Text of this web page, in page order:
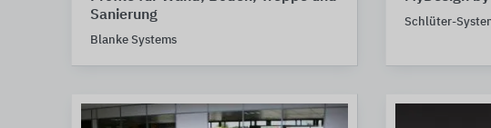
Sanierung
Blanke Systems
Schlüter-